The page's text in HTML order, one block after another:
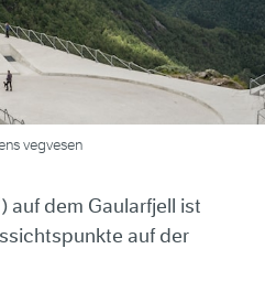
vegvesen
auf dem Gaularfjell ist
auf der